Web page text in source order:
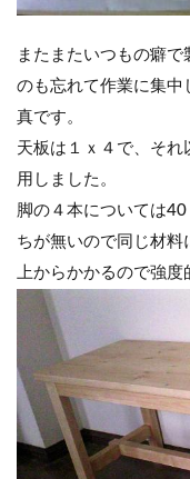
またまたいつもの癖
のも忘れて作業に集中
真です。
天板は１ｘ４で、そ
用しました。
脚の４本については
ちが無いので同じ材
上からかかるので強